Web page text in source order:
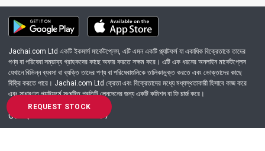
REQUEST STOCK
Jachai.com Ltd একটি ইকমার্স মার্কেটপ্লেস, এটি এমন একটি প্ল্যাটফর্ম যা একাধিক বিক্রেতাকে তাদের
পণ্য বা পরিষেবা সম্ভাব্য গ্রাহকদের কাছে অফার করতে সক্ষম করে। এটি এক ধরনের অনলাইন মার্কেটপ্লেস
যেখানে বিভিন্ন ব্যবসা বা ব্যক্তি তাদের পণ্য বা পরিষেবাগুলিকে তালিকাভুক্ত করতে এবং ভোক্তাদের কাছে
বিক্রি করতে পারে। Jachai.com Ltd ক্রেতা এবং বিক্রেতাদের মধ্যে মধ্যস্থতাকারী হিসাবে কাজ করে
এবং সাধারণত প্ল্যাটফর্মে সংঘটিত প্রতিটি লেনদেনের জন্য একটি কমিশন বা ফি চার্জ করে।
Got Question? Call us 24/7